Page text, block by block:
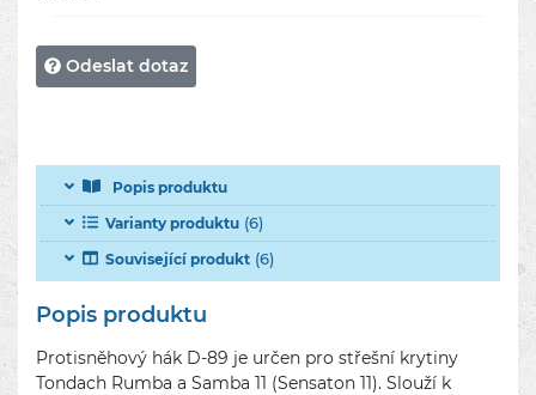
Odeslat dotaz
Popis produktu
Varianty produktu (6)
Související produkt (6)
Popis produktu
Protisněhový hák D-89 je určen pro střešní krytiny
Tondach Rumba a Samba 11 (Sensaton 11). Slouží k